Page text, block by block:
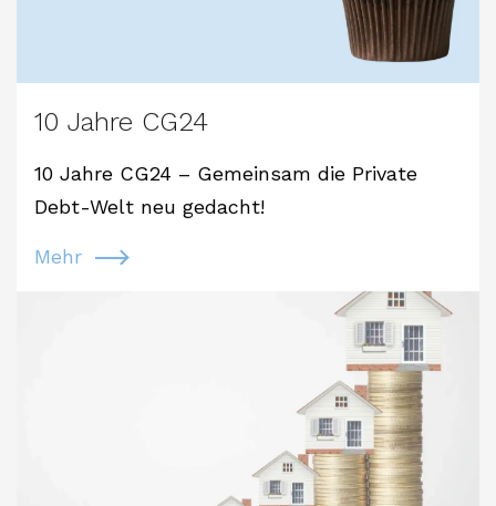
10 Jahre CG24
10 Jahre CG24 – Gemeinsam die Private
Debt-Welt neu gedacht!
Mehr